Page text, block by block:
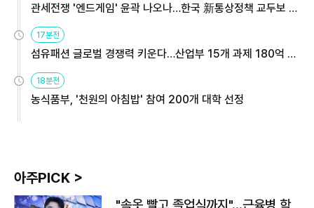
관세전쟁 '엔드게임' 윤곽 나오나…한국 新통상정책 교두보 활
17분전
섬유패션 글로벌 경쟁력 키운다…산업부 15개 과제 180억 지
18분전
농식품부, '천원의 아침밥' 참여 200개 대학 선정
아주PICK >
"속옷 빨고 졸업식까지"…근육병 학